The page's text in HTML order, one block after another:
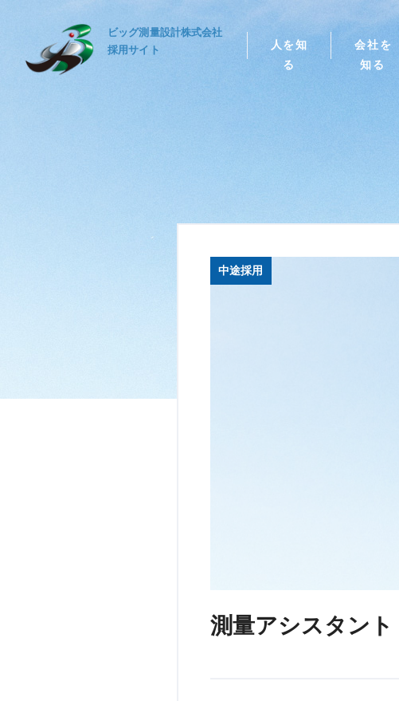
ビッグ測量設計株式会社
採用サイト
人を知
る
会社を
知る
中途採用
測量アシスタント